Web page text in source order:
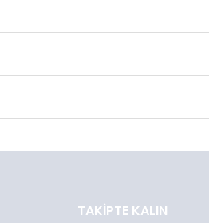
TAKIPTE KALIN